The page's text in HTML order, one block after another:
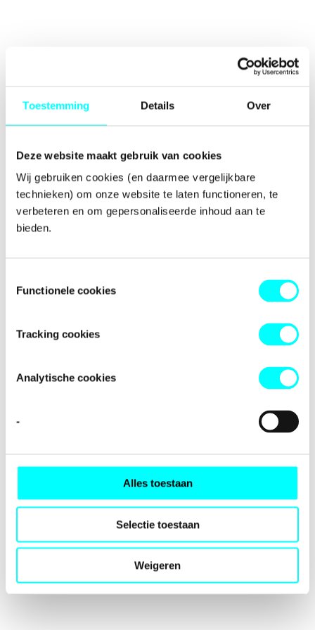
Toestemming Details Over
Deze website maakt gebruik van cookies
Wij gebruiken cookies (en daarmee vergelijkbare
technieken) om onze website te laten functioneren, te
verbeteren en om gepersonaliseerde inhoud aan te
bieden.
Functionele cookies
Tracking cookies
Analytische cookies
-
Alles toestaan
Selectie toestaan
Weigeren
-side exception has occurred while
browser consolefor